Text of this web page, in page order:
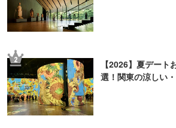
2
【2026】夏デート
選！関東の涼しい